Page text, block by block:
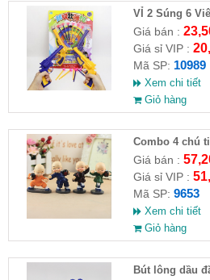
VỈ 2 Súng 6
Giá bán :
Giá sỉ VIP :
Mã SP: 10989
Xem chi tiết
Giỏ hàng
Combo 4 chú
HĐ )
Giá bán :
Giá sỉ VIP :
Mã SP: 9653
Xem chi tiết
Giỏ hàng
Bút lông dầu